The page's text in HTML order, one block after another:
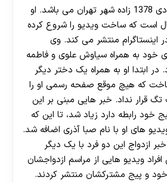
بردیا کچیان متولد 7 دی 1378 زاده شهر تهران می باشد. او
است که ساخت ویدیو را شروع کرده
اینستاگرام منتشر می کند. وی
خود به همراه سیاوش علوی و فاطمه
ابتدا او به همراه یک دختر دیگر
که هیچ موقع صفحه رسمی او را
قرار نداد. خبر هایی مبنی بر این
خود رابطه دارد زیاد شد، تا این که
های او با نام صبا آذری اضافه شد.
ازدواج این دو فرد با یک دیگر
ویدیو هایی از مراسم ازدواجشان
و پیج مشترکشان منتشر کردند.